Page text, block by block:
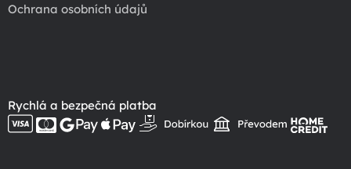
Ochrana osobních údajů
Rychlá a bezpečná platba